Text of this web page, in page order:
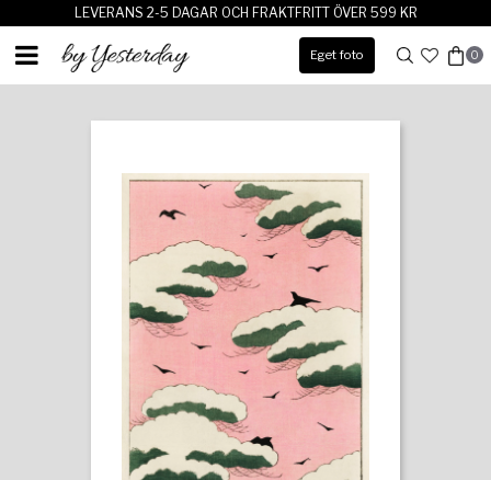
LEVERANS 2-5 DAGAR OCH FRAKTFRITT ÖVER 599 KR
Eget foto 0